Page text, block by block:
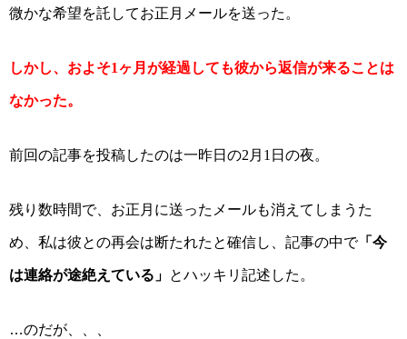
微かな希望を託してお正月メールを送った。
しかし、およそ1ヶ月が経過しても彼から返信が来ることは
なかった。
前回の記事を投稿したのは一昨日の2 月 1 日の夜。
残り数時間で、お正月に送ったメールも消えてしまうた
め、私は彼との再会は断たれたと確信し、記事の中で「今
は連絡が途絶えている 」 とハッキリ記述した。
…のだが、、、